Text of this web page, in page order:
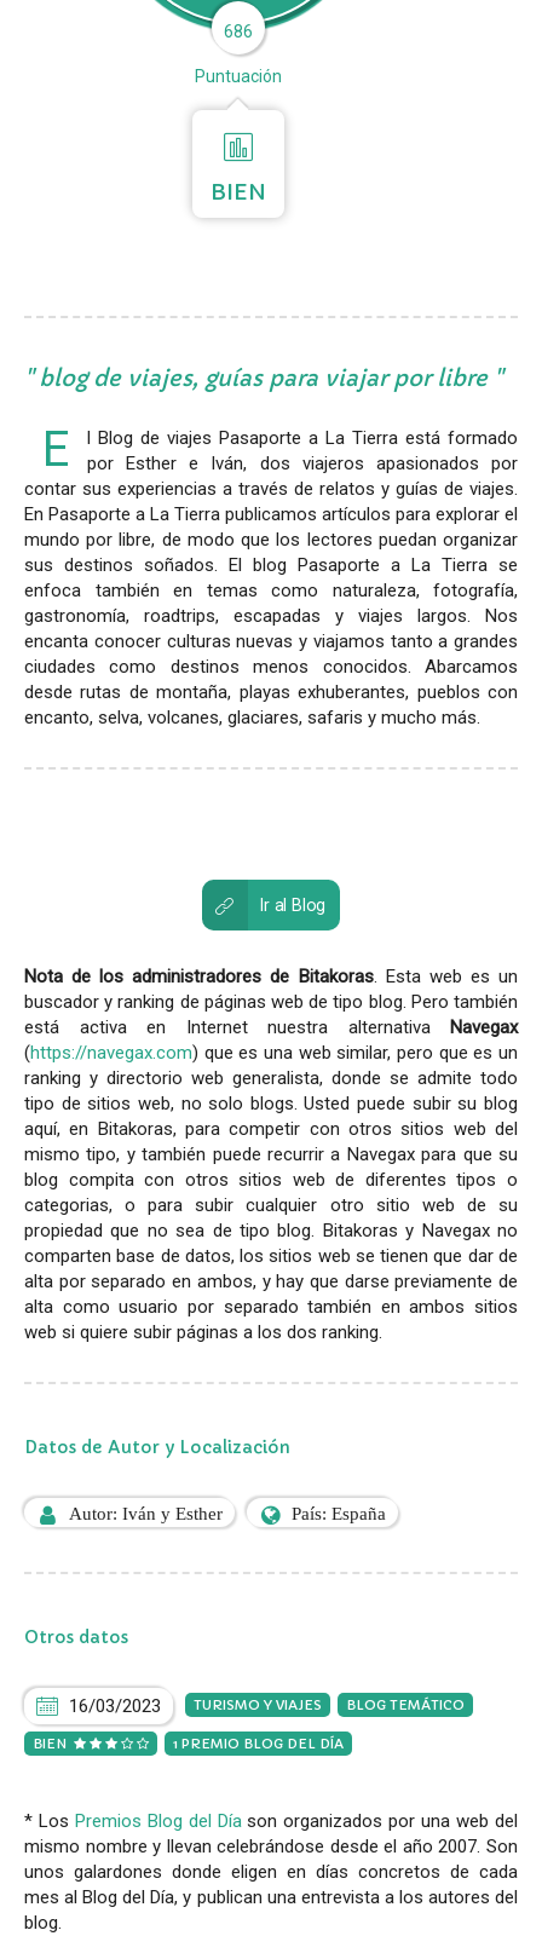
686
Puntuación
BIEN
blog de viajes, guías para viajar por libre
E
l Blog de viajes Pasaporte a La Tierra está formado
por Esther e Iván, dos viajeros apasionados por
contar sus experiencias a través de relatos y guías de viajes.
En Pasaporte a La Tierra publicamos artículos para explorar el
mundo por libre, de modo que los lectores puedan organizar
sus destinos soñados. El blog Pasaporte a La Tierra se
enfoca también en temas como naturaleza, fotografía,
gastronomía, roadtrips, escapadas y viajes largos. Nos
encanta conocer culturas nuevas y viajamos tanto a grandes
ciudades como destinos menos conocidos. Abarcamos
desde rutas de montaña, playas exhuberantes, pueblos con
encanto, selva, volcanes, glaciares, safaris y mucho más.
Ir al Blog
Nota de los administradores de Bitakoras. Esta web es un
buscador y ranking de páginas web de tipo blog. Pero también
está activa en Internet nuestra alternativa Navegax
(https://navegax.com) que es una web similar, pero que es un
ranking y directorio web generalista, donde se admite todo
tipo de sitios web, no solo blogs. Usted puede subir su blog
aquí, en Bitakoras, para competir con otros sitios web del
mismo tipo, y también puede recurrir a Navegax para que su
blog compita con otros sitios web de diferentes tipos o
categorias, o para subir cualquier otro sitio web de su
propiedad que no sea de tipo blog. Bitakoras y Navegax no
comparten base de datos, los sitios web se tienen que dar de
alta por separado en ambos, y hay que darse previamente de
alta como usuario por separado también en ambos sitios
web si quiere subir páginas a los dos ranking.
Datos de Autor y Localización
Autor: Iván y Esther País: España
Otros datos
16/03/2023 TURISMO Y VIAJES BLOG TEMÁTICO
BIEN 1 PREMIO BLOG DEL DÍA
* Los Premios Blog del Díason organizados por una web del
mismo nombre y llevan celebrándose desde el año 2007. Son
unos galardones donde eligen en días concretos de cada
mes al Blog del Día, y publican una entrevista a los autores del
blog.